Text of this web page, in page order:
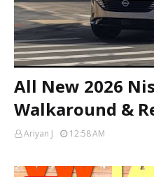
All New 2026
Walkaround &
Ariyan J 12:58 AM